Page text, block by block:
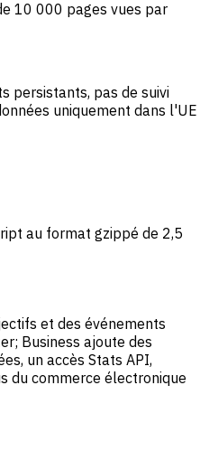
10 000 pages vues par
persistants, pas de suivi
uniquement dans l'UE
au format gzippé de 2,5
et des événements
Business ajoute des
un accès Stats API,
du commerce électronique